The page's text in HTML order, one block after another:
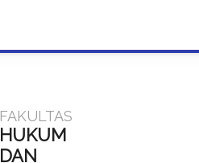
FAKULTAS
HUKUM
DAN